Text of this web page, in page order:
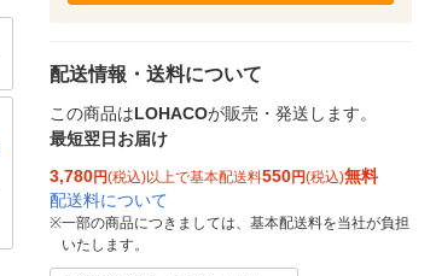
配送情報・送料について
この商品はLOHACOが販売・発送します。
最短翌日お届け
3,780円(税込)以上で基本配送料550円(税込)無料
配送料について
※一部の商品につきましては、基本配送料を当社が負担
いたします。